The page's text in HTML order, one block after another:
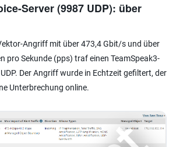
Server (9987 UDP): über
Angriff mit über 473,4 Gbit/s und über
pro Sekunde (pps) traf einen TeamSpeak3-
Der Angriff wurde in Echtzeit gefiltert, der
Unterbrechung online.